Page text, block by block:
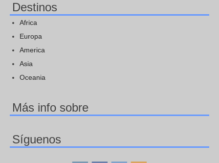
Destinos
Africa
Europa
America
Asia
Oceania
Más info sobre
Síguenos